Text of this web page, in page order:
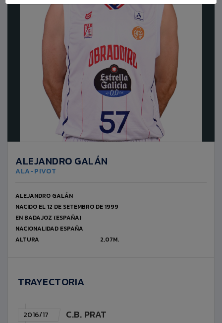
ALEJANDRO GALÁN
ALA-PIVOT
ALEJANDRO GALÁN
NACIDO EL 12 DE SETEMBRO DE 1999
EN BADAJOZ (ESPAÑA)
NACIONALIDAD ESPAÑA
ALTURA
2,07M.
TRAYECTORIA
2016/17 C.B. PRAT